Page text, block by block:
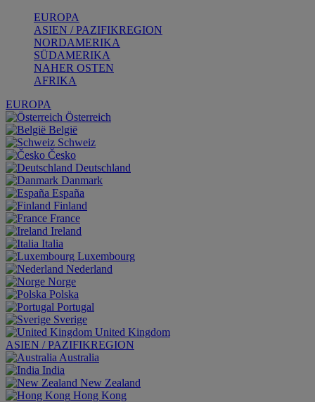
EUROPA
ASIEN / PAZIFIKREGION
NORDAMERIKA
SÜDAMERIKA
NAHER OSTEN
AFRIKA
EUROPA
Österreich
België
Schweiz
Česko
Deutschland
Danmark
España
Finland
France
Ireland
Italia
Luxembourg
Nederland
Norge
Polska
Portugal
Sverige
United Kingdom
ASIEN / PAZIFIKREGION
Australia
India
New Zealand
Hong Kong